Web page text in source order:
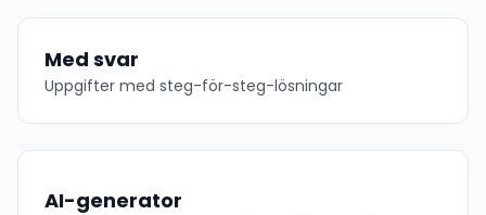
Med svar
Uppgifter med steg-för-steg-lösningar
AI-generator